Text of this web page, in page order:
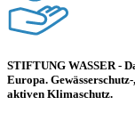
STIFTUNG WASSER -
Europa.
aktiven Klimaschutz.